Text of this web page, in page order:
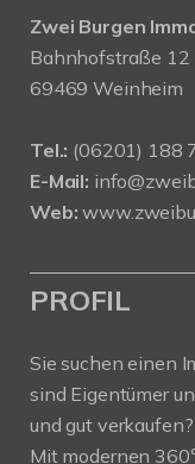
Zwei Burgen
Bahnhofstraße 12
69469 Weinheim
Tel.: (06201) 188
E-Mail:
Web:
PROFIL
Sie suchen einen
sind Eigentümer
und gut verkaufen?
Mit modernen